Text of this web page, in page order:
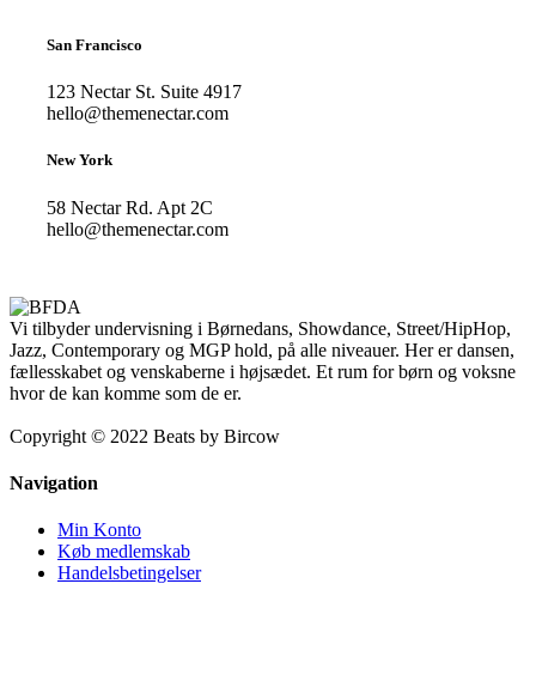
San Francisco
123 Nectar St. Suite 4917
hello@themenectar.com
New York
58 Nectar Rd. Apt 2C
hello@themenectar.com
Vi tilbyder undervisning i Børnedans, Showdance, Street/HipHop,
Jazz, Contemporary og MGP hold, på alle niveauer. Her er dansen,
fællesskabet og venskaberne i højsædet. Et rum for børn og voksne
hvor de kan komme som de er.
Copyright © 2022 Beats by Bircow
Navigation
Min Konto
Køb medlemskab
Handelsbetingelser